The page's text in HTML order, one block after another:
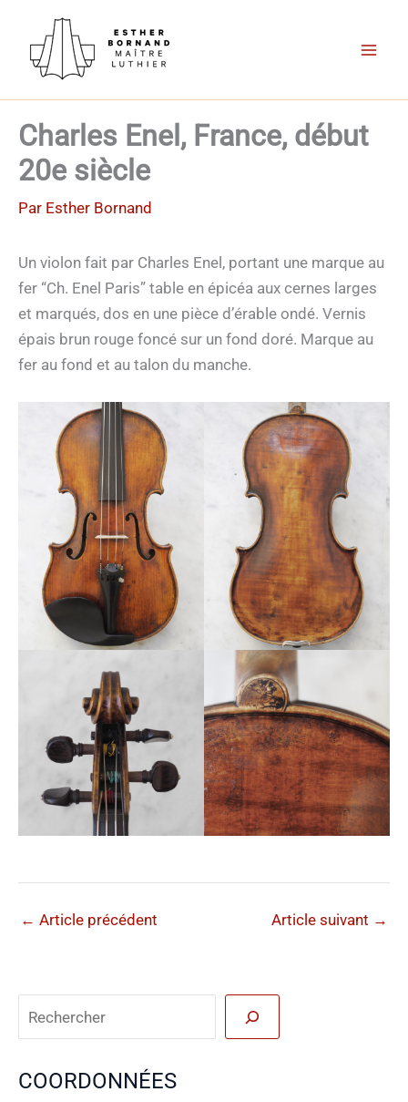
contenu
Charles Enel, France, début
20e siècle
Par Esther Bornand
Un violon fait par Charles Enel, portant une marque au
fer “Ch. Enel Paris” table en épicéa aux cernes larges
et marqués, dos en une pièce d’érable ondé. Vernis
épais brun rouge foncé sur un fond doré. Marque au
fer au fond et au talon du manche.
← Article précédent Article suivant →
COORDONNÉES